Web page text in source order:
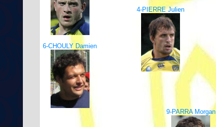
4-PIERRE Julien
6-CHOULY Damien
9-PARRA Morgan